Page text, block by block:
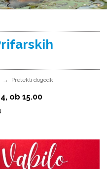
Pretekli dogodki
ob 15.00